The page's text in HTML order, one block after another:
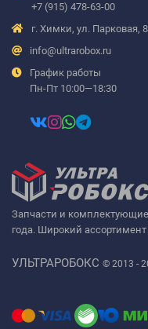
Запчасти и
года. Широкий
УЛЬТРАРОБОКС © 2013 -
+7 (915) 478-63-00
г. Химки, ул. Парковая, 8
info@ultrarobox.ru
График работы
Пн-Пт 10:00—18:30